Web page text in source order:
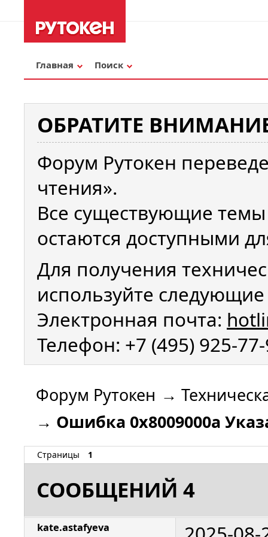
Главная Поиск
ОБРАТИТЕ
Форум Рутокен
чтения».
Все существующие
остаются доступными
Для получения
используйте
Электронная почта:
Телефон: +7 (495) 925-
Форум Рутокен →
→ Ошибка 0x8009000a
Страницы 1
СООБЩЕНИЙ 4
kate.astafyeva